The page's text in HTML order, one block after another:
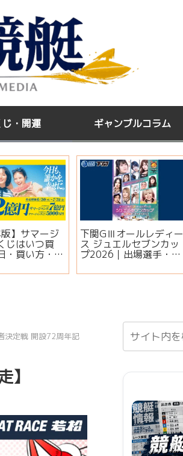
じ・開運 ギャンブルコラム
】サマージ
じはいつ買
・買い方・連
下関GⅢオールレディー
ス ジュエルセブンカッ
プ2026｜出場選手・注
報まとめ
決定戦 開設72周年記
】